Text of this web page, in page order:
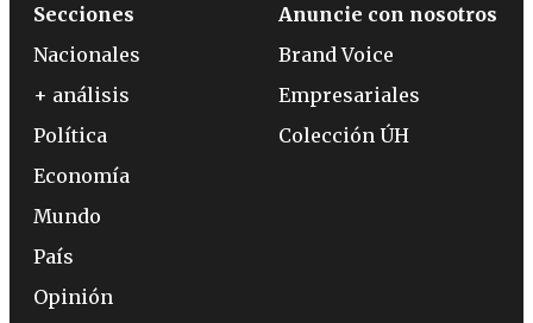
Secciones
Nacionales
+ análisis
Política
Economía
Mundo
País
Opinión
Anuncie con nosotros
Brand Voice
Empresariales
Colección ÚH